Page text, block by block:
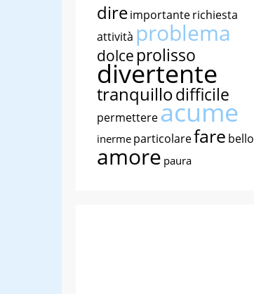
direimportanterichiesta
attività problema
dolce prolisso
divertente
tranquillodifficile
permettereacume
inerme particolarefare bello
amore paura